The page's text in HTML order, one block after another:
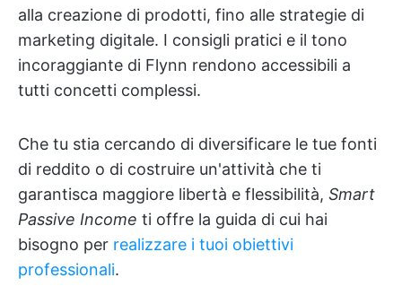
alla creazione di prodotti, fino alle strategie di
marketing digitale. I consigli pratici e il tono
incoraggiante di Flynn rendono accessibili a
tutti concetti complessi.
Che tu stia cercando di diversificare le tue fonti
di reddito o di costruire un'attività che ti
garantisca maggiore libertà e flessibilità, Smart
Passive Income ti offre la guida di cui hai
bisogno per realizzare i tuoi obiettivi
professionali.